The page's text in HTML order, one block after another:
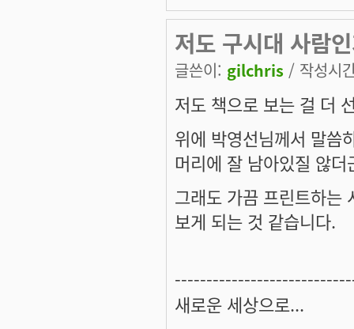
저도 구시대 사람
글쓴이: gilchris / 작성시
저도 책으로 보는 걸 더
위에 박영선님께서 말씀
머리에 잘 남아있질 않더
그래도 가끔 프린트하는
보게 되는 것 같습니다.
새로운 세상으로...